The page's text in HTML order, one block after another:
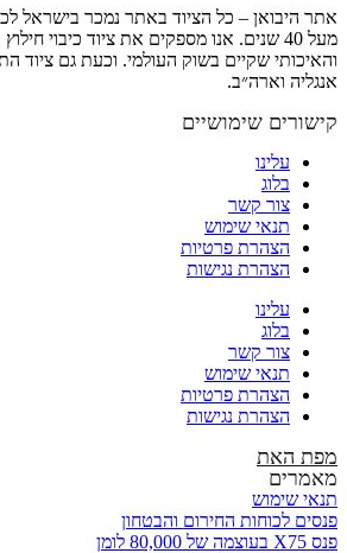
אתר היבואן – כל הציוד באתר נמכר בישראל
מעל 40 שנים. אנו מספקים את ציוד כיבוי
והאיכותי שקיים בשוק העולמי. וכעת גם ציוד
אנגליה וארה״ב.
קישורים שימושיים
עלינו
בלוג
צור קשר
תנאי שימוש
הצהרת פרטיות
הצהרת נגישות
עלינו
בלוג
צור קשר
תנאי שימוש
הצהרת פרטיות
הצהרת נגישות
מפת האת
מאמרים
תנאי שימוש
פנסים לכוחות החירום והבטחון
פנס X75 בעוצמה של 80,000 לומן